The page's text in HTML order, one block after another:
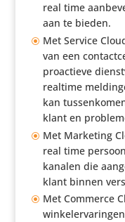
real time
aan te bieden.
Met Service
van een
proac­tieve
realtime
kan
klant en
Met Marketing
real time
kanalen die
klant binnen
Met Commerce